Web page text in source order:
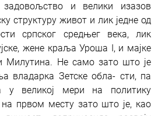
и велики изазов
структуру живот и лик једне од
српског средњег века, лик
жене краља Уроша I, и мајке
Милутина. Не само зато што је
владарка Зетске обла- сти, па
у великој мери на политику
првом месту зато што је, као